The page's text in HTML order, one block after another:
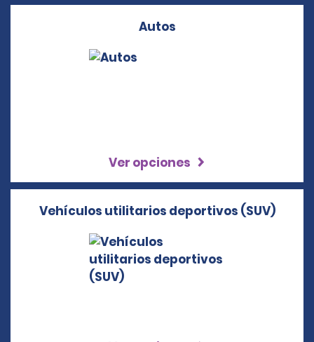
Autos
Ver opciones
Vehículos utilitarios deportivos (SUV)